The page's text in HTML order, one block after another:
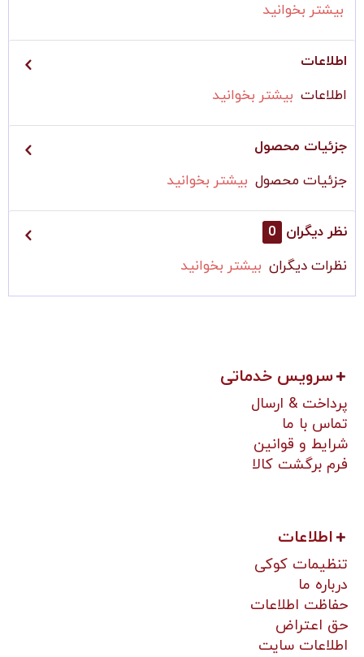
بیشتر بخوانید
اطلاعات
اطلاعات بیشتر بخوانید
جزئیات محصول
جزئیات محصول بیشتر بخوانید
نظر دیگران 0
نظرات دیگران بیشتر بخوانید
سرویس خدماتی
پرداخت & ارسال
تماس با ما
شرایط و قوانین
فرم برگشت کالا
اطلاعات
تنظیمات کوکی
درباره ما
حفاظت اطلاعات
حق اعتراض
اطلاعات سایت